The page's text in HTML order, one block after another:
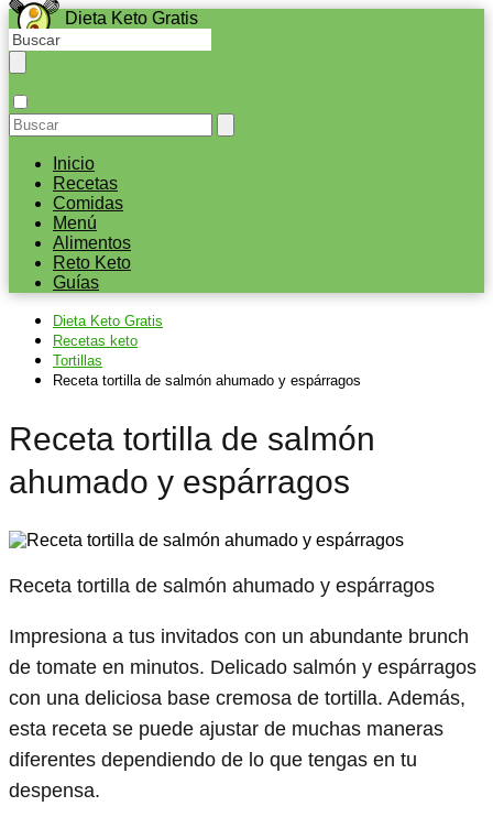
Dieta Keto Gratis
Inicio
Recetas
Comidas
Menú
Alimentos
Reto Keto
Guías
Dieta Keto Gratis
Recetas keto
Tortillas
Receta tortilla de salmón ahumado y espárragos
Receta tortilla de salmón
ahumado y espárragos
Receta tortilla de salmón ahumado y espárragos
Impresiona a tus invitados con un abundante brunch
de tomate en minutos. Delicado salmón y espárragos
con una deliciosa base cremosa de tortilla. Además,
esta receta se puede ajustar de muchas maneras
diferentes dependiendo de lo que tengas en tu
despensa.